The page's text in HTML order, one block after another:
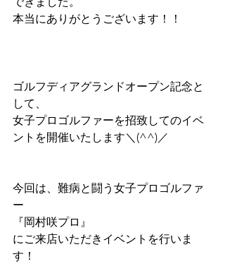
本当にありがとうございます！！
ゴルフディアグランドオープン記念と
して、
女子プロゴルファーを招致してのイベ
ントを開催いたします＼(^^)／
今回は、難病と闘う女子プロゴルファ
ー
『岡村咲プロ』
にご来店いただきイベントを行いま
す！